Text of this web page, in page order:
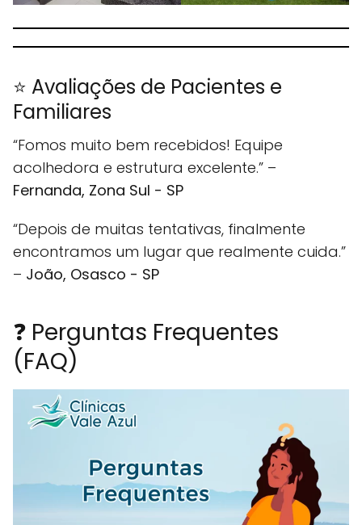
⭐ Avaliações de Pacientes e
Familiares
“Fomos muito bem recebidos! Equipe
acolhedora e estrutura excelente.” –
Fernanda, Zona Sul - SP
“Depois de muitas tentativas, finalmente
encontramos um lugar que realmente cuida.”
– João, Osasco - SP
❓ Perguntas Frequentes
(FAQ)